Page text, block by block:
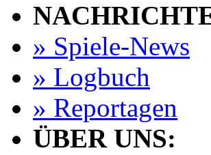
» Spiele-News
» Logbuch
» Reportagen
ÜBER UNS: